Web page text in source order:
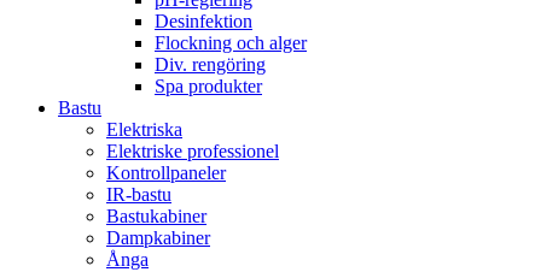
Desinfektion
Flockning och alger
Div. rengöring
Spa produkter
Bastu
Elektriska
Elektriske professionel
Kontrollpaneler
IR-bastu
Bastukabiner
Dampkabiner
Ånga